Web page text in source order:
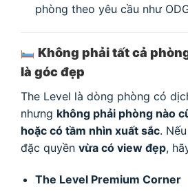
phòng theo yêu cầu như
Không phải tất cả
là góc đẹp
The Level là dòng phòng có
nhưng không phải phòng nào
hoặc có tầm nhìn xuất sắc.
đặc quyền vừa có view đẹp,
The Level Premium Corner